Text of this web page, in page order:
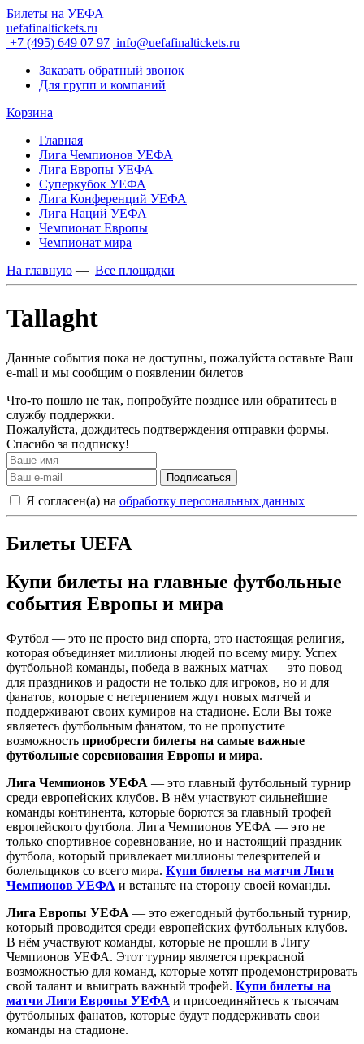
Билеты на УЕФА
uefafinaltickets.ru
+7 (495) 649 07 97 info@uefafinaltickets.ru
Заказать обратный звонок
Для групп и компаний
Корзина
Главная
Лига Чемпионов УЕФА
Лига Европы УЕФА
Суперкубок УЕФА
Лига Конференций УЕФА
Лига Наций УЕФА
Чемпионат Европы
Чемпионат мира
На главную — Все площадки
Tallaght
Данные события пока не доступны, пожалуйста оставьте Ваш
e-mail и мы сообщим о появлении билетов
Что-то пошло не так, попробуйте позднее или обратитесь в
службу поддержки.
Пожалуйста, дождитесь подтверждения отправки формы.
Спасибо за подписку!
Подписаться
Я согласен(а) на обработку персональных данных
Билеты UEFA
Купи билеты на главные футбольные
события Европы и мира
Футбол — это не просто вид спорта, это настоящая религия,
которая объединяет миллионы людей по всему миру. Успех
футбольной команды, победа в важных матчах — это повод
для праздников и радости не только для игроков, но и для
фанатов, которые с нетерпением ждут новых матчей и
поддерживают своих кумиров на стадионе. Если Вы тоже
являетесь футбольным фанатом, то не пропустите
возможность приобрести билеты на самые важные
футбольные соревнования Европы и мира.
Лига Чемпионов УЕФА — это главный футбольный турнир
среди европейских клубов. В нём участвуют сильнейшие
команды континента, которые борются за главный трофей
европейского футбола. Лига Чемпионов УЕФА — это не
только спортивное соревнование, но и настоящий праздник
футбола, который привлекает миллионы телезрителей и
болельщиков со всего мира. Купи билеты на матчи Лиги
Чемпионов УЕФА и встаньте на сторону своей команды.
Лига Европы УЕФА — это ежегодный футбольный турнир,
который проводится среди европейских футбольных клубов.
В нём участвуют команды, которые не прошли в Лигу
Чемпионов УЕФА. Этот турнир является прекрасной
возможностью для команд, которые хотят продемонстрировать
свой талант и выиграть важный трофей. Купи билеты на
матчи Лиги Европы УЕФА и присоединяйтесь к тысячам
футбольных фанатов, которые будут поддерживать свои
команды на стадионе.